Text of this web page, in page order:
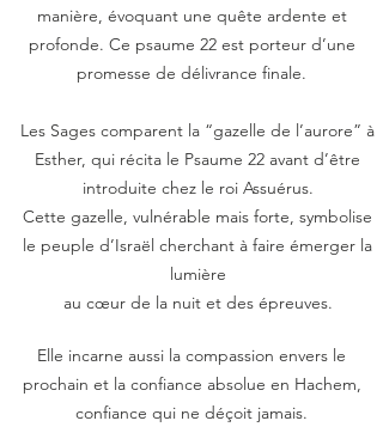
manière, évoquant une quête ardente et
profonde. Ce psaume 22 est porteur d’une
promesse de délivrance finale.
Les Sages comparent la “gazelle de l’aurore” à
Esther, qui récita le Psaume 22 avant d’être
introduite chez le roi Assuérus.
Cette gazelle, vulnérable mais forte, symbolise
le peuple d’Israël cherchant à faire émerger la
lumière
au cœur de la nuit et des épreuves.
Elle incarne aussi la compassion envers le
prochain et la confiance absolue en Hachem,
confiance qui ne déçoit jamais.